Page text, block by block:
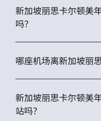
新加坡丽思卡尔顿美
吗？
哪座机场离新加坡丽
新加坡丽思卡尔顿美
站吗？